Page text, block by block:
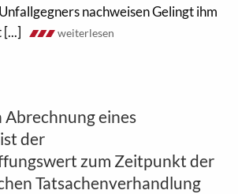
nachweisen Gelingt ihm
weiterlesen
eines
der
zum Zeitpunkt der
Tatsachenverhandlung